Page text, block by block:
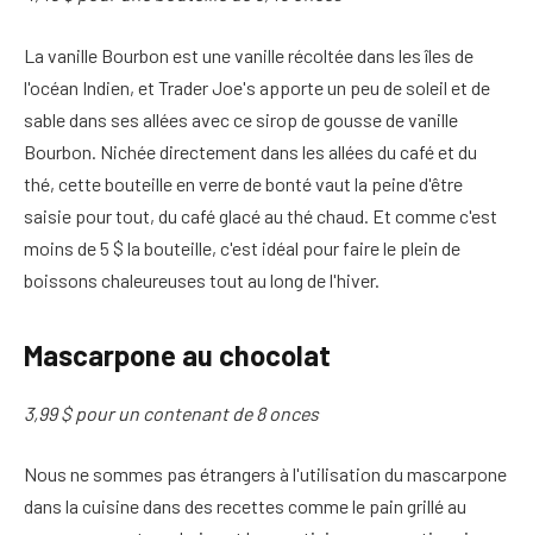
La vanille Bourbon est une vanille récoltée dans les îles de
l'océan Indien, et Trader Joe's apporte un peu de soleil et de
sable dans ses allées avec ce sirop de gousse de vanille
Bourbon. Nichée directement dans les allées du café et du
thé, cette bouteille en verre de bonté vaut la peine d'être
saisie pour tout, du café glacé au thé chaud. Et comme c'est
moins de 5 $ la bouteille, c'est idéal pour faire le plein de
boissons chaleureuses tout au long de l'hiver.
Mascarpone au chocolat
3,99 $ pour un contenant de 8 onces
Nous ne sommes pas étrangers à l'utilisation du mascarpone
dans la cuisine dans des recettes comme le pain grillé au